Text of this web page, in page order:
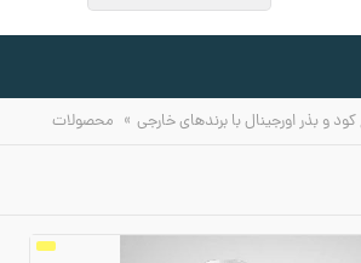
و بذر اورجینال با برندهای خارجی » محصولات